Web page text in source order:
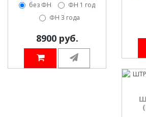
без ФН
ФН 1 год
ФН 3 года
8900 руб.